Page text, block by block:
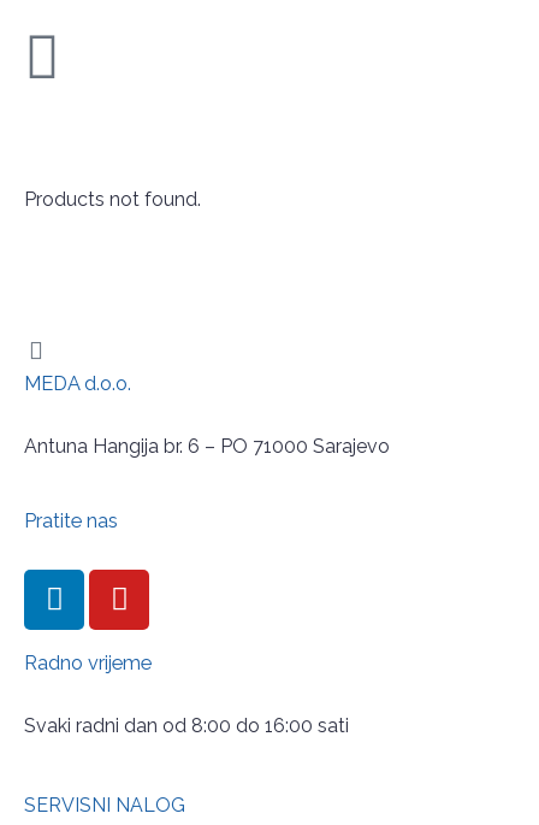
Products not found.
MEDA d.o.o.
Antuna Hangija br. 6 – PO 71000 Sarajevo
Pratite nas
Radno vrijeme
Svaki radni dan od 8:00 do 16:00 sati
SERVISNI NALOG